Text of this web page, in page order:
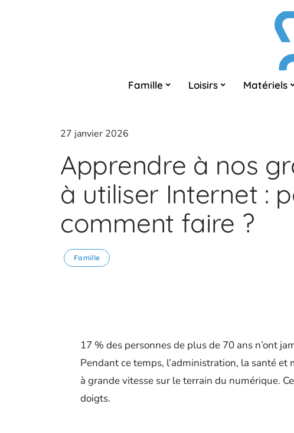
Famille Loisirs Matériels
27 janvier 2026
Apprendre à nos
à utiliser Internet :
comment faire ?
Famille
17 % des personnes de plus de 70 ans n’ont
Pendant ce temps, l’administration, la santé
à grande vitesse sur le terrain du numérique.
doigts.